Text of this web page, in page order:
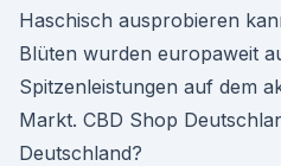
Haschisch ausprobieren
Blüten wurden europaweit
Spitzenleistungen auf dem
Markt. CBD Shop
Deutschland?